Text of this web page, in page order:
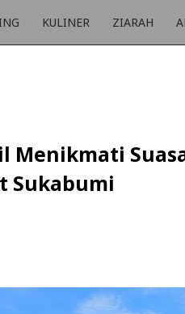
KULINER ZIARAH
Menikmati
Sukabumi